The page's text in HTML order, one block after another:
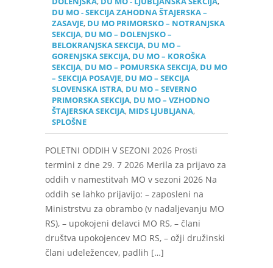
DU MO - SEKCIJA ZAHODNA ŠTAJERSKA –
ZASAVJE, DU MO PRIMORSKO – NOTRANJSKA
SEKCIJA, DU MO – DOLENJSKO –
BELOKRANJSKA SEKCIJA, DU MO –
GORENJSKA SEKCIJA, DU MO – KOROŠKA
SEKCIJA, DU MO – POMURSKA SEKCIJA, DU MO
– SEKCIJA POSAVJE, DU MO – SEKCIJA
SLOVENSKA ISTRA, DU MO – SEVERNO
PRIMORSKA SEKCIJA, DU MO – VZHODNO
ŠTAJERSKA SEKCIJA, MIDS LJUBLJANA,
SPLOŠNE
POLETNI ODDIH V SEZONI 2026 Prosti
termini z dne 29. 7 2026 Merila za prijavo za
oddih v namestitvah MO v sezoni 2026 Na
oddih se lahko prijavijo: – zaposleni na
Ministrstvu za obrambo (v nadaljevanju MO
RS), – upokojeni delavci MO RS, – člani
društva upokojencev MO RS, – ožji družinski
člani udeležencev, padlih […]